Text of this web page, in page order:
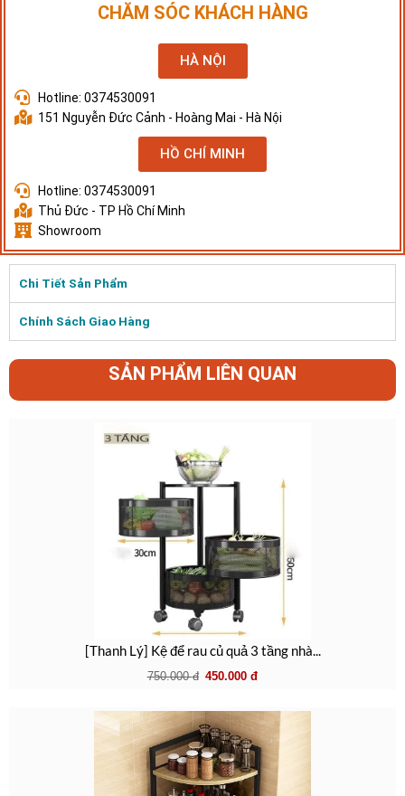
CHĂM SÓC KHÁCH HÀNG
HÀ NỘI
Hotline: 0374530091
151 Nguyễn Đức Cảnh - Hoàng Mai - Hà Nội
HỒ CHÍ MINH
Hotline: 0374530091
Thủ Đức - TP Hồ Chí Minh
Showroom
Chi Tiết Sản Phẩm
Chính Sách Giao Hàng
SẢN PHẨM LIÊN QUAN
[Thanh Lý] Kệ để rau củ quả 3 tầng nhà...
750.000đ 450.000đ